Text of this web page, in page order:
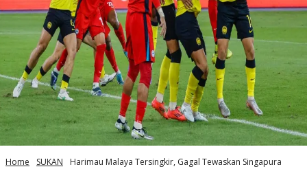
Home SUKAN Harimau Malaya Tersingkir, Gagal Tewaskan Singapura